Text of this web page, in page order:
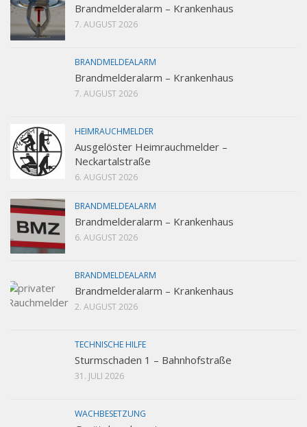
Brandmelderalarm – Krankenhaus
7. AUGUST 2026
BRANDMELDEALARM
Brandmelderalarm – Krankenhaus
7. AUGUST 2026
HEIMRAUCHMELDER
Ausgelöster Heimrauchmelder –
Neckartalstraße
6. AUGUST 2026
BRANDMELDEALARM
Brandmelderalarm – Krankenhaus
6. AUGUST 2026
BRANDMELDEALARM
Brandmelderalarm – Krankenhaus
2. AUGUST 2026
TECHNISCHE HILFE
Sturmschaden 1 – Bahnhofstraße
31. JULI 2026
WACHBESETZUNG